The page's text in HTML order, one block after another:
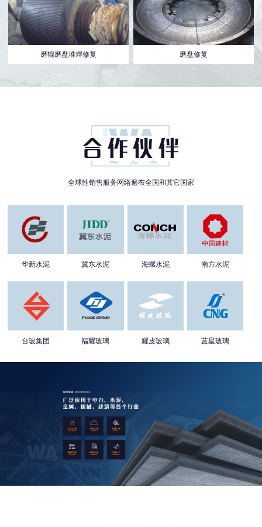
磨辊磨盘堆焊修复 磨盘修复
全球性销售服务网络遍布全国和其它国家
华新水泥 冀东水泥 海螺水泥 南方水泥
台玻集团 福耀玻璃 耀皮玻璃 蓝星玻璃